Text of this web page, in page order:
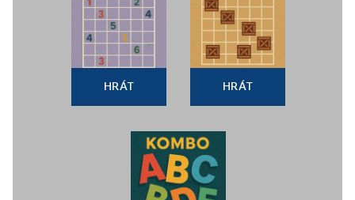
HRÁT HRÁT